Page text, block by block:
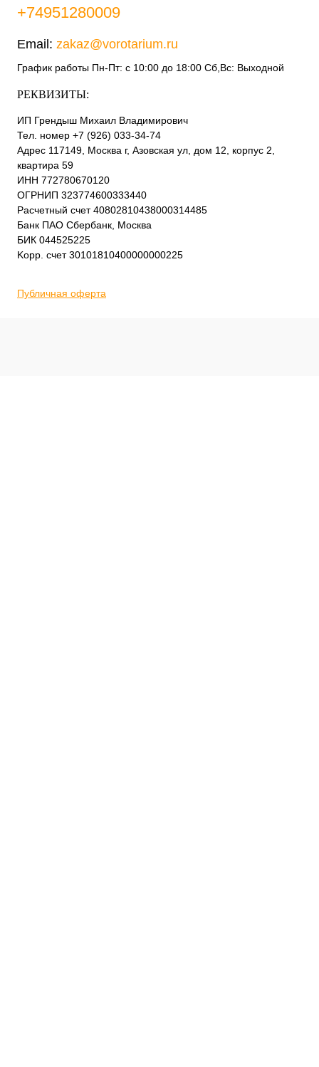
+74951280009
Email: zakaz@vorotarium.ru
График работы Пн-Пт: с 10:00 до 18:00 Сб,Вс: Выходной
РЕКВИЗИТЫ:
ИП Грендыш Михаил Владимирович
Тел. номер +7 (926) 033-34-74
Адрес 117149, Москва г, Азовская ул, дом 12, корпус 2,
квартира 59
ИНН 772780670120
ОГРНИП 323774600333440
Расчетный счет 40802810438000314485
Банк ПАО Сбербанк, Москва
БИК 044525225
Kорр. счет 30101810400000000225
Публичная оферта